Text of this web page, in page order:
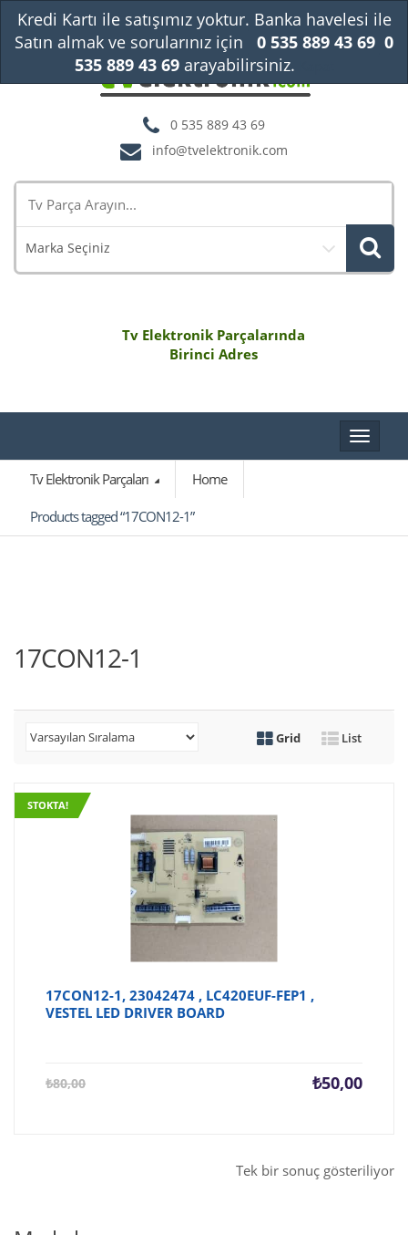
0 535 889 43 69
info@tvelektronik.com
Marka Seçiniz
Tv Elektronik Parçalarında
Birinci Adres
Toggle
Tv Elektronik Parçaları
Home
Products tagged “17CON12-1”
17CON12-1
Grid List
STOKTA!
17CON12-1, 23042474 , LC420EUF-FEP1 ,
VESTEL LED DRIVER BOARD
₺80,00 ₺50,00
Şu
Tek bir sonuç gösteriliyor
Kredi Kartı ile satışımız yoktur. Banka havelesi ile
Satın almak ve sorularınız için
0 535 889 43 69 0
535 889 43 69arayabilirsiniz.